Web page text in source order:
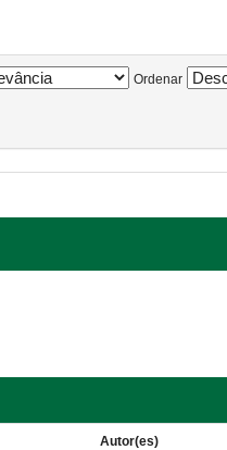
Ordenar
Autor(es)